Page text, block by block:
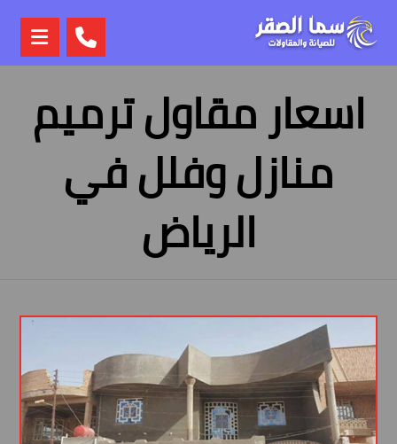
اسعار مقاول ترميم
منازل وفلل في
الرياض